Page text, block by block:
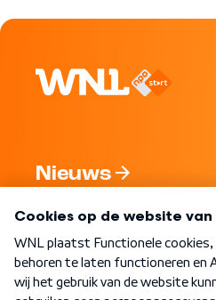
Nieuws
Nieuwsbrief
Word Lid